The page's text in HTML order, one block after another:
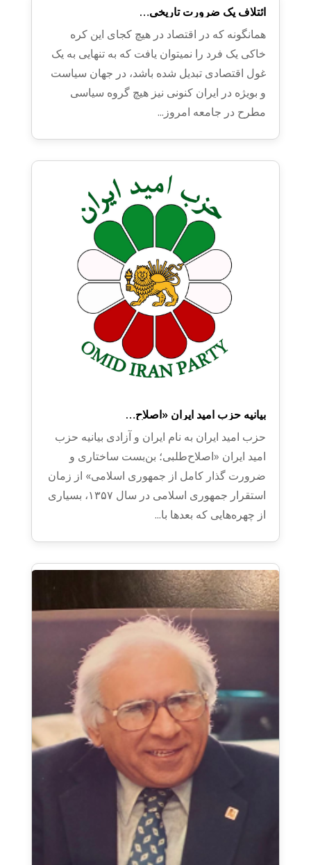
ائتلاف یک ضرورت تاریخی…
همانگونه که در اقتصاد در هیچ کجای این کره
خاکی یک فرد را نمیتوان یافت که به تنهایی به یک
غول اقتصادی تبدیل شده باشد، در جهان سیاست
و بویژه در ایران کنونی نیز هیچ گروه سیاسی
مطرح در جامعه امروز...
بیانیه حزب امید ایران ​«اصلاح‌…
حزب امید ایران به نام ایران و آزادی بیانیه حزب
امید ایران ​«اصلاح‌طلبی؛ بن‌بست ساختاری و
ضرورت گذار کامل از جمهوری اسلامی» ​از زمان
استقرار جمهوری اسلامی در سال ۱۳۵۷، بسیاری
از چهره‌هایی که بعدها با...